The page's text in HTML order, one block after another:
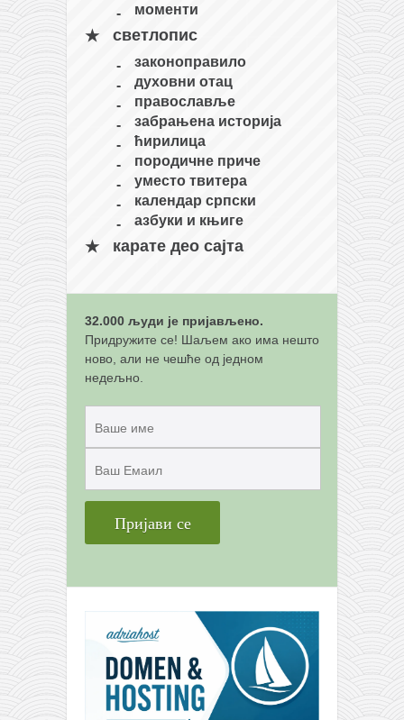
нунчаку
бо
тимбеи рочин
тсунами дојо
снимци наступа
галерија клуба
контакт
бесплатна е-књига
термини тренинга
моја прича
моја прича
контакт
моменти
светлопис
законоправило
духовни отац
православље
забрањена историја
ћирилица
породичне приче
уместо твитера
календар српски
азбуки и књиге
карате део сајта
32.000 људи је пријављено.
Придружите се! Шаљем ако има нешто
ново, али не чешће од једном
недељно.